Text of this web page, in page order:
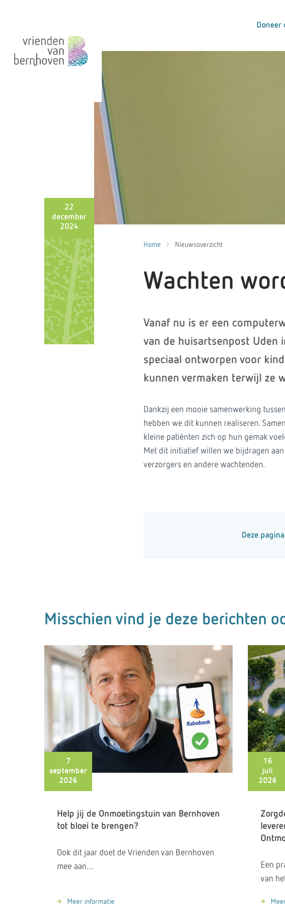
Doneer
22
december
2024
Home Nieuwsoverzicht
Wachten
Vanaf nu is er een
van de huisartsenpost Uden
speciaal ontworpen voor
kunnen vermaken terwijl ze
Dankzij een mooie samenwerking
hebben we dit kunnen realiseren.
kleine patiënten zich op hun gemak
Met dit initiatief willen we bijdragen
verzorgers en andere wachtenden.
Deze
Misschien vind je deze berichten
7
september
2026
Help jij de Onmoetingstuin van Bernhoven
tot bloei te brengen?
Ook dit jaar doet de Vrienden van Bernhoven
mee aan…
Meer informatie
16
juli
2026
Een
van